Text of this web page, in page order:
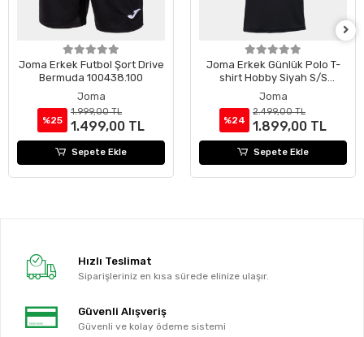
Joma Erkek Futbol Şort Drive
Bermuda 100438.100
Joma
%25
1.999,00 TL
1.499,00 TL
Sepete Ekle
Joma Erkek Günlük Polo T-
shirt Hobby Siyah S/S
100437.100
Joma
%24
2.499,00 TL
1.899,00 TL
Sepete Ekle
Hızlı Teslimat
Siparişleriniz en kısa sürede elinize ulaşır.
Güvenli Alışveriş
Güvenli ve kolay ödeme sistemi